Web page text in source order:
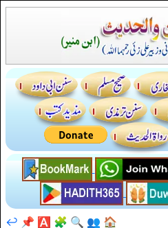
🏠
👥
🔍
🧩
🅰️
📌
↩️